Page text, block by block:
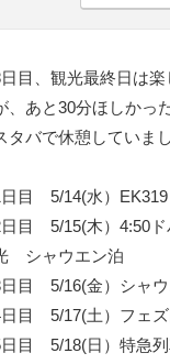
目、観光最終日は
、あと30分ほしかっ
タバで休憩してい
日目 5/14(水）
日目 5/15(木）4:50
シャウエン泊
目 5/16(金）シャ
目 5/17(土）フェ
目 5/18(日）特急